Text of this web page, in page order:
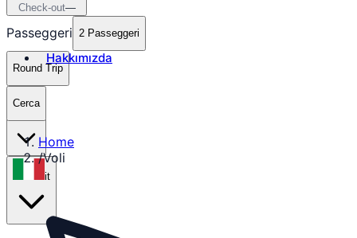
Hakkımızda
₺TRY
it
Check-out—
Passeggeri 2 Passeggeri
Round Trip
Cerca
Home
/Voli